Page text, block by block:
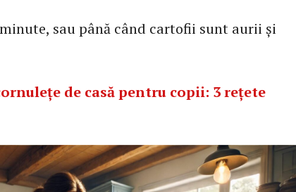
sau până când cartofii sunt aurii și
de casă pentru copii: 3 rețete